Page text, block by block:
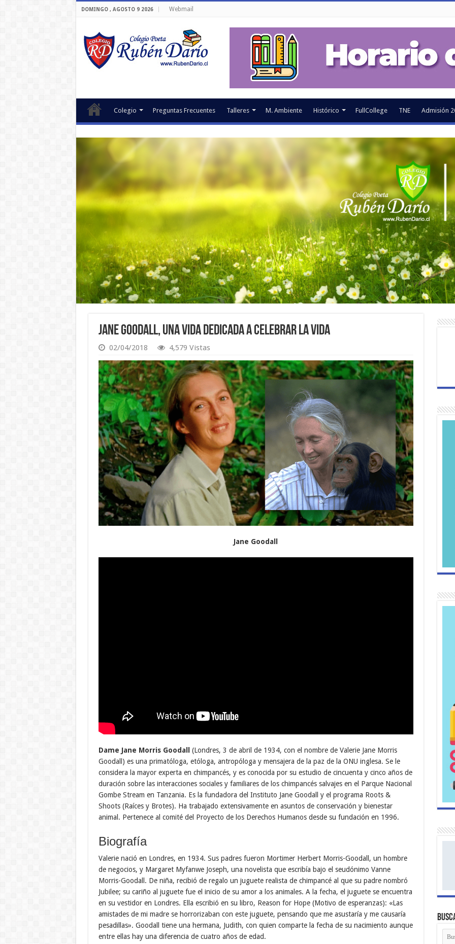
DOMINGO , AGOSTO 9 2026 Webmail
Colegio Preguntas Frecuentes Talleres M. Ambiente Histórico FullCollege TNE Admisión
Jane Goodall, una vida dedicada a celebrar la vida
02/04/2018 4,579 Vistas
Jane Goodall
Dame Jane Morris Goodall
(Londres, 3 de abril de 1934, con el nombre de Valerie Jane Morris
Goodall) es una primatóloga, etóloga, antropóloga y mensajera de la paz de la ONU inglesa. Se le
considera la mayor experta en chimpancés, y es conocida por su estudio de cincuenta y cinco años de
duración sobre las interacciones sociales y familiares de los chimpancés salvajes en el Parque Nacional
Gombe Stream en Tanzania. Es la fundadora del Instituto Jane Goodall y el programa Roots &
Shoots (Raíces y Brotes). Ha trabajado extensivamente en asuntos de conservación y bienestar
animal. Pertenece al comité del Proyecto de los Derechos Humanos desde su fundación en 1996.
Biografía
Valerie nació en Londres, en 1934. Sus padres fueron Mortimer Herbert Morris-Goodall, un hombre
de negocios, y Margaret Myfanwe Joseph, una novelista que escribía bajo el seudónimo Vanne
Morris-Goodall. De niña, recibió de regalo un juguete realista de chimpancé al que su padre nombró
Jubilee; su cariño al juguete fue el inicio de su amor a los animales. A la fecha, el juguete se encuentra
en su vestidor en Londres. Ella escribió en su libro, Reason for Hope (Motivo de esperanzas): «Las
amistades de mi madre se horrorizaban con este juguete, pensando que me asustaría y me causaría
pesadillas». Goodall tiene una hermana, Judith, con quien comparte la fecha de su nacimiento aunque
entre ellas hay una diferencia de cuatro años de edad.